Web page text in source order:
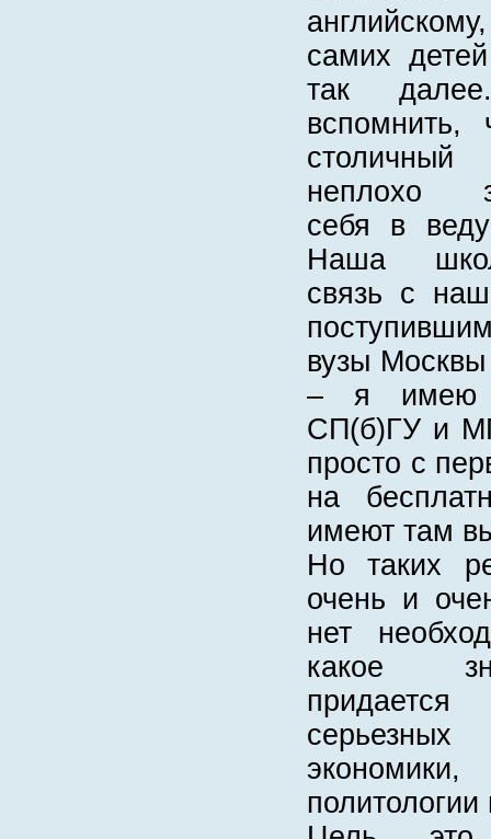
самих
так
неплохо
себя в
Наша
связь с
вузы Москвы
– я имею
СП(б)ГУ и
просто с
на
имеют там
Но таких
очень и
нет
какое